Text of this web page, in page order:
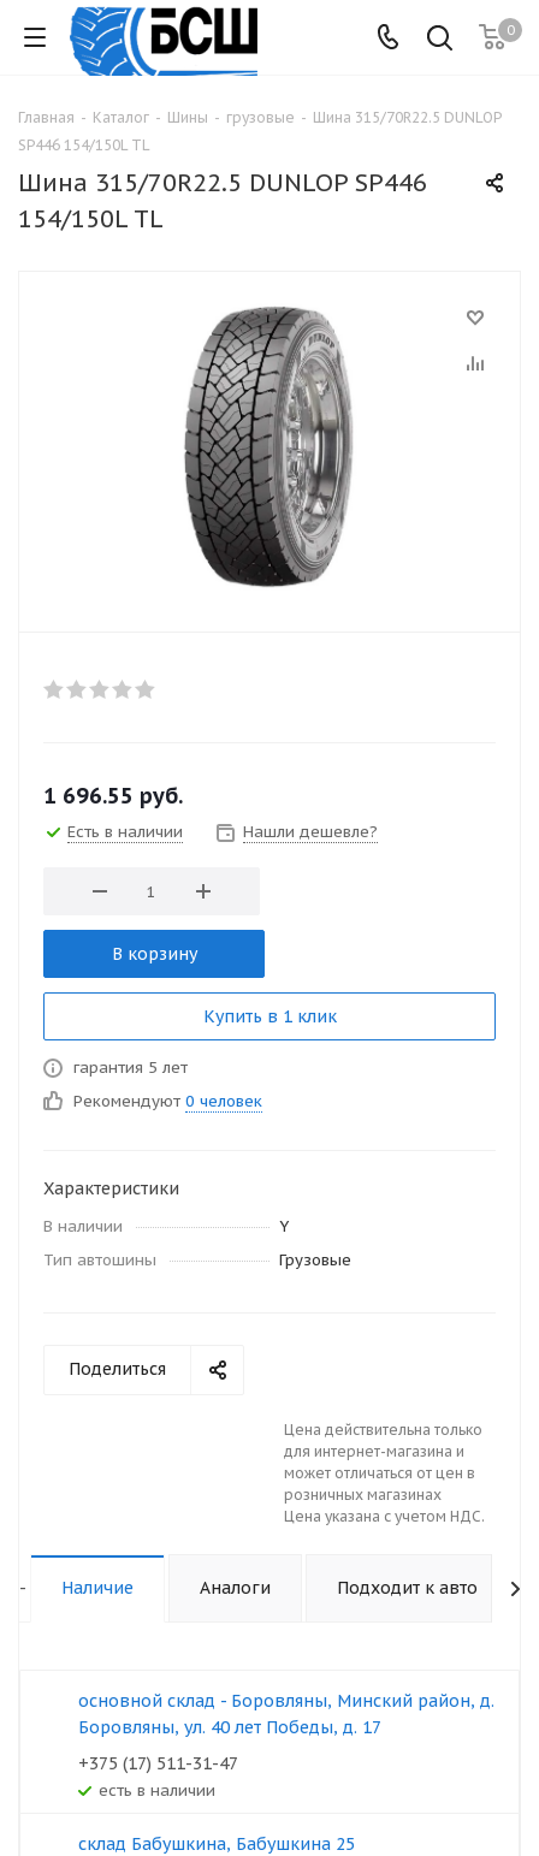
0
Главная - Каталог - Шины - грузовые - Шина 315/70R22.5 DUNLOP
SP446 154/150L TL
Шина 315/70R22.5 DUNLOP SP446
154/150L TL
1 696.55 руб.
Есть в наличии Нашли дешевле?
В корзину
Купить в 1 клик
гарантия 5 лет
Рекомендуют 0 человек
Характеристики
В наличии
Y
Тип автошины
Грузовые
Поделиться
Цена действительна только
для интернет-магазина и
может отличаться от цен в
розничных магазинах
Цена указана с учетом НДС.
- Наличие Аналоги Подходит к авто
основной склад - Боровляны, Минский район, д.
Боровляны, ул. 40 лет Победы, д. 17
+375 (17) 511-31-47
Есть в наличии
склад Бабушкина, Бабушкина 25